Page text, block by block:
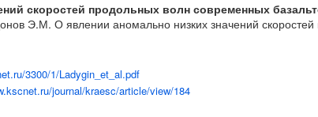
скоростей продольных волн современных
Э.М. О явлении аномально низких значений
3300/1/Ladygin_et_al.pdf
journal/kraesc/article/view/184